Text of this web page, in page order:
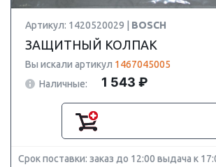
Артикул: 1420520029 | BOSCH
ЗАЩИТНЫЙ КОЛПАК
Вы искали артикул 1467045005
Наличные:
1 543 ₽
Срок поставки: заказ до 12:00 выдача к